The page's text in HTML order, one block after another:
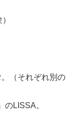
（それぞれ別の
LISSA。